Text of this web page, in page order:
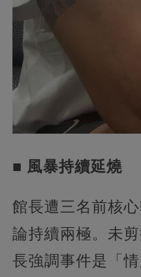
■ 風暴持續延燒
館長遭三名前核
論持續兩極。未
長強調事件是「